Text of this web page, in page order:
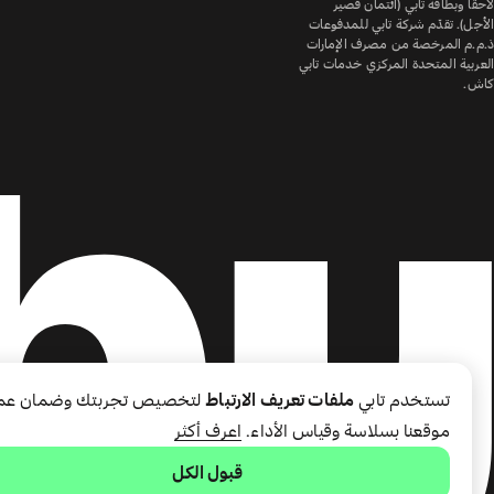
لاحقًا وبطاقة تابي (ائتمان قصير
الأجل). تقدّم شركة تابي للمدفوعات
ذ.م.م المرخصة من مصرف الإمارات
العربية المتحدة المركزي خدمات تابي
كاش.
تستخدم تابي ملفات تعريف الارتباطلتخصيص تجربتك وضمان
موقعنا بسلاسة وقياس الأداء. اعرف أكثر
قبول الكل